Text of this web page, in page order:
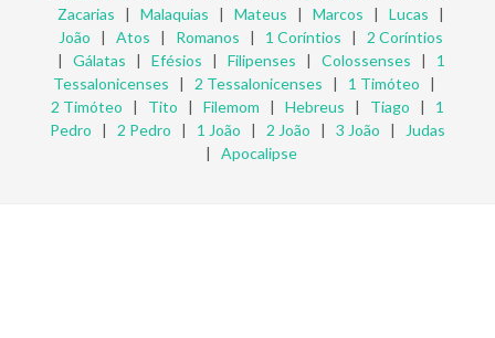
Zacarias | Malaquias | Mateus | Marcos | Lucas |
João | Atos | Romanos | 1 Coríntios | 2 Coríntios
| Gálatas | Efésios | Filipenses | Colossenses | 1
Tessalonicenses | 2 Tessalonicenses | 1 Timóteo |
2 Timóteo | Tito | Filemom | Hebreus | Tiago | 1
Pedro | 2 Pedro | 1 João | 2 João | 3 João |
Judas
| Apocalipse